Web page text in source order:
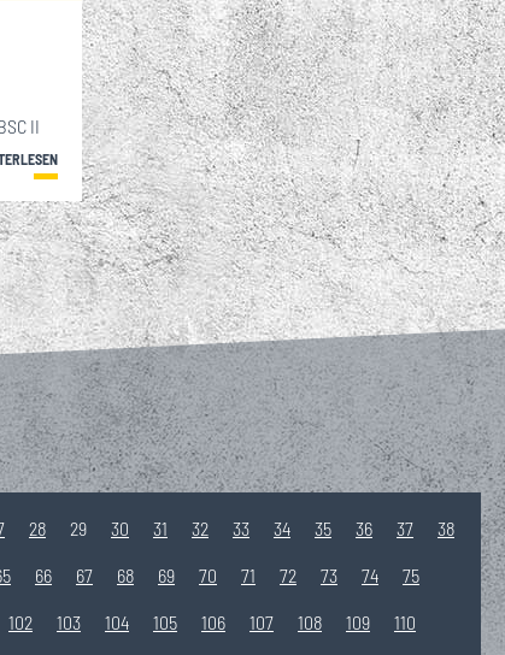
II
28 29 30 31 32 33 34 35 36 37 38
66 67 68 69 70 71 72 73 74 75
102 103 104 105 106 107 108 109 110